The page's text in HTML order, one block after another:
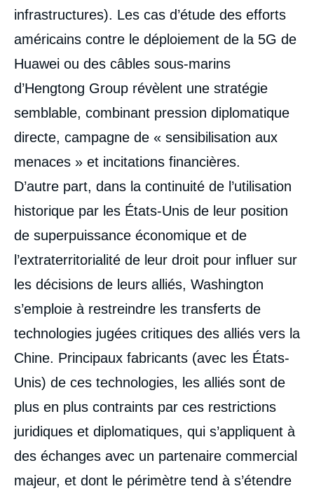
infrastructures). Les cas d’étude des efforts
américains contre le déploiement de la 5G de
Huawei ou des câbles sous-marins
d’Hengtong Group révèlent une stratégie
semblable, combinant pression diplomatique
directe, campagne de « sensibilisation aux
menaces » et incitations financières.
D’autre part, dans la continuité de l’utilisation
historique par les États-Unis de leur position
de superpuissance économique et de
l’extraterritorialité de leur droit pour influer sur
les décisions de leurs alliés, Washington
s’emploie à restreindre les transferts de
technologies jugées critiques des alliés vers la
Chine. Principaux fabricants (avec les États-
Unis) de ces technologies, les alliés sont de
plus en plus contraints par ces restrictions
juridiques et diplomatiques, qui s’appliquent à
des échanges avec un partenaire commercial
majeur, et dont le périmètre tend à s’étendre